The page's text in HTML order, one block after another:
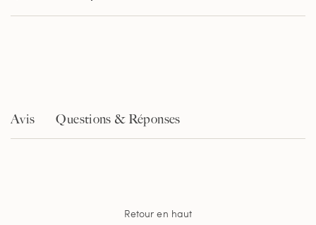
la
Avis Questions & Réponses
Retour en haut